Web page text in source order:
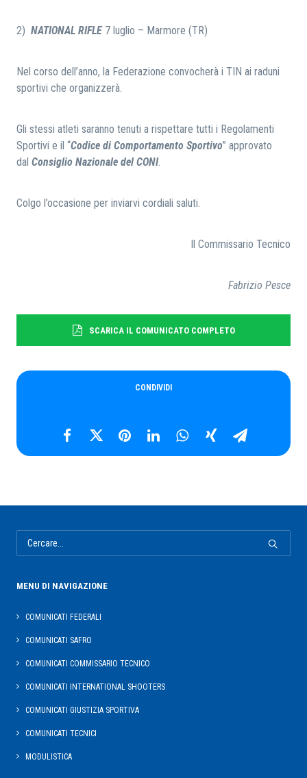
2) NATIONAL RIFLE 7 luglio – Marmore (TR)
Nel corso dell’anno, la Federazione convocherà i TIN ai raduni
sportivi che organizzerà.
Gli stessi atleti saranno tenuti a rispettare tutti i Regolamenti
Sportivi e il “Codice di Comportamento Sportivo” approvato
dal Consiglio Nazionale del CONI.
Colgo l’occasione per inviarvi cordiali saluti.
Il Commissario Tecnico
Fabrizio Pesce
SCARICA IL COMUNICATO COMPLETO
CONDIVIDI
MENU DI NAVIGAZIONE
COMUNICATI FEDERALI
COMUNICATI SAFRO
COMUNICATI COMMISSARIO TECNICO
COMUNICATI INTERNATIONAL SHOOTERS
COMUNICATI GIUSTIZIA SPORTIVA
COMUNICATI TECNICI
MODULISTICA